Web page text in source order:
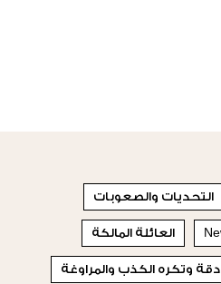
التحديات والصعوبات
العائلة المالكة
وتكره الكذب والمراوغة